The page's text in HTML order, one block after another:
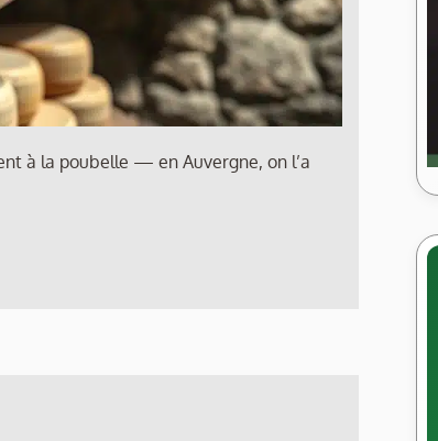
à la poubelle — en Auvergne, on l’a